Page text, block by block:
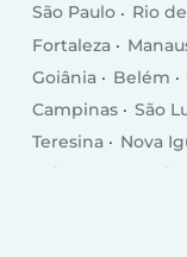
São Paulo Rio
Fortaleza
Goiânia
Belém
Campinas
São
Teresina
Nova
João Pessoa